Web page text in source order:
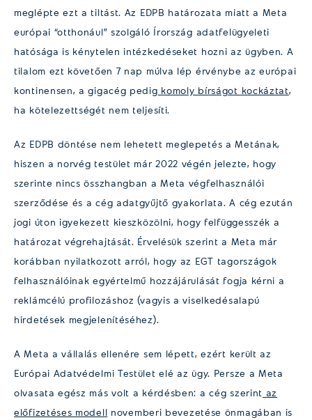
meglépte ezt a tiltást. Az EDPB határozata miatt a Meta
európai “otthonául” szolgáló Írország adatfelügyeleti
hatósága is kénytelen intézkedéseket hozni az ügyben. A
tilalom ezt követően 7 nap múlva lép érvénybe az európai
kontinensen, a gigacég pedig komoly bírságot kockáztat,
ha kötelezettségét nem teljesíti.
Az EDPB döntése nem lehetett meglepetés a Metának,
hiszen a norvég testület már 2022 végén jelezte, hogy
szerinte nincs összhangban a Meta végfelhasználói
szerződése és a cég adatgyűjtő gyakorlata. A cég ezután
jogi úton igyekezett kieszközölni, hogy felfüggesszék a
határozat végrehajtását. Érvelésük szerint a Meta már
korábban nyilatkozott arról, hogy az EGT tagországok
felhasználóinak egyértelmű hozzájárulását fogja kérni a
reklámcélú profilozáshoz (vagyis a viselkedésalapú
hirdetések megjelenítéséhez).
A Meta a vállalás ellenére sem lépett, ezért került az
Európai Adatvédelmi Testület elé az ügy. Persze a Meta
olvasata egész más volt a kérdésben: a cég szerint az
előfizetéses modell novemberi bevezetése önmagában is